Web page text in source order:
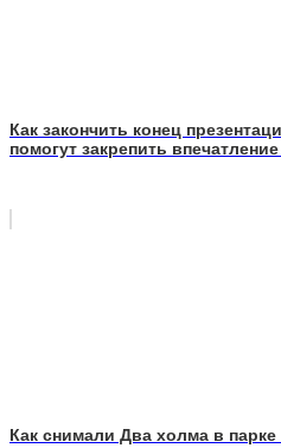
Как закончить конец
помогут закрепить
Как снимали Два холма в парке